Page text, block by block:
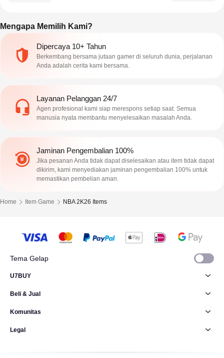
Mengapa Memilih Kami?
Dipercaya 10+ Tahun
Berkembang bersama jutaan gamer di seluruh dunia, perjalanan
Anda adalah cerita kami bersama.
Layanan Pelanggan 24/7
Agen profesional kami siap merespons setiap saat. Semua
manusia nyata membantu menyelesaikan masalah Anda.
Jaminan Pengembalian 100%
Jika pesanan Anda tidak dapat diselesaikan atau item tidak dapat
dikirim, kami menyediakan jaminan pengembalian 100% untuk
memastikan pembelian aman.
Home Item Game NBA 2K26 Items
Tema Gelap
U7BUY
Beli & Jual
Komunitas
Legal